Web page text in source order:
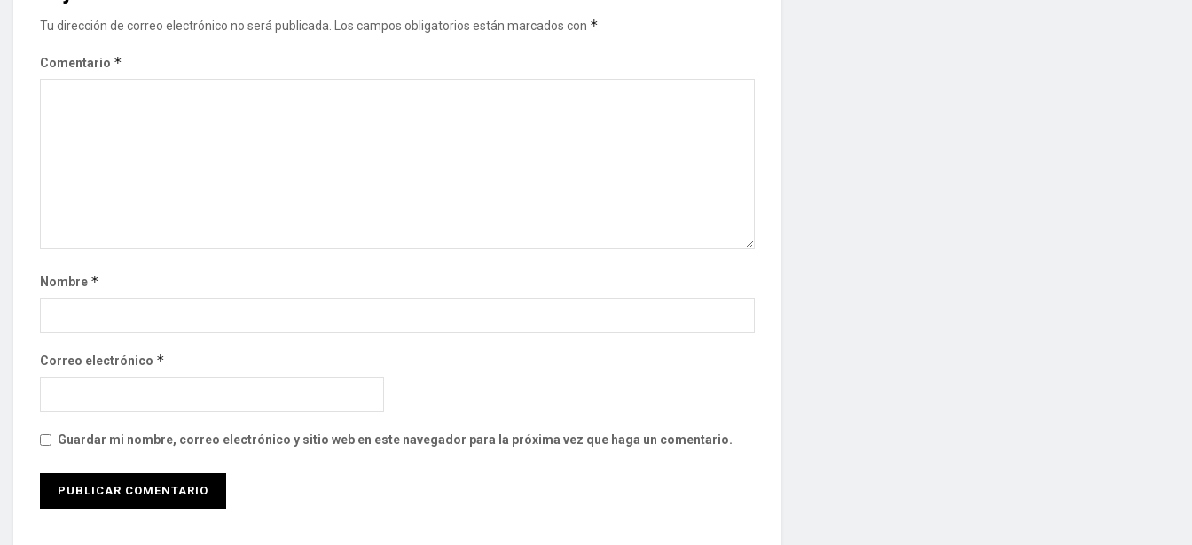
Tu dirección de correo electrónico no será publicada. Los campos obligatorios están marcados con *
Comentario *
Nombre *
Correo electrónico *
Guardar mi nombre, correo electrónico y sitio web en este navegador para la próxima vez que haga un comentario.